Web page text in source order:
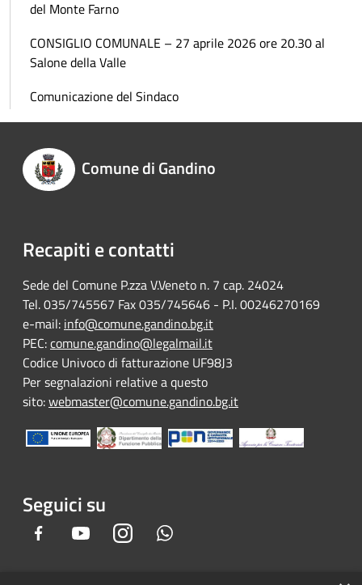
del Monte Farno
CONSIGLIO COMUNALE – 27 aprile 2026 ore 20.30 al
Salone della Valle
Comunicazione del Sindaco
Comune di Gandino
Recapiti e contatti
Sede del Comune P.zza V.Veneto n. 7 cap. 24024
Tel. 035/745567 Fax 035/745646 - P.I. 00246270169
e-mail: info@comune.gandino.bg.it
PEC:comune.gandino@legalmail.it
Codice Univoco di fatturazione UF98J3
Per segnalazioni relative a questo
sito:webmaster@comune.gandino.bg.it
Seguici su
Facebook YoutubeInstagram